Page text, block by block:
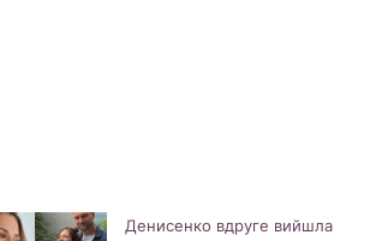
Денисенко вдруге вийшла